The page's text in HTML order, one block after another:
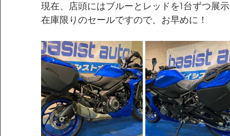
現在、店頭にはブルーとレッドを1台ずつ展
在庫限りのセールですので、お早めに！